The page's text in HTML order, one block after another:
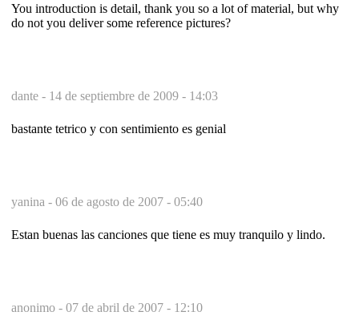
You introduction is detail, thank you so a lot of material, but why
do not you deliver some reference pictures?
dante - 14 de septiembre de 2009 - 14:03
bastante tetrico y con sentimiento es genial
yanina - 06 de agosto de 2007 - 05:40
Estan buenas las canciones que tiene es muy tranquilo y lindo.
anonimo - 07 de abril de 2007 - 12:10